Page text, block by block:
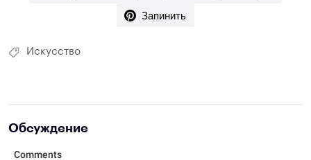
Запинить
Искусство
Обсуждение